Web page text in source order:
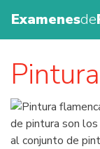
Examenesde
de pintura son
al conjunto de